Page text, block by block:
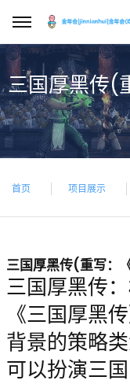
三国厚黑传(
首页 项目展示
三国厚黑传(重写：
三国厚黑传
《三国厚黑
背景的策略
可以扮演三